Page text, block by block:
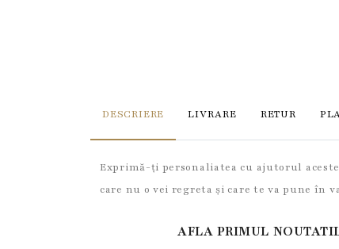
DESCRIERE LIVRARE RETUR
Exprimă-ți personaliatea cu ajutorul
care nu o vei regreta și care te va pune în
AFLA PRIMUL